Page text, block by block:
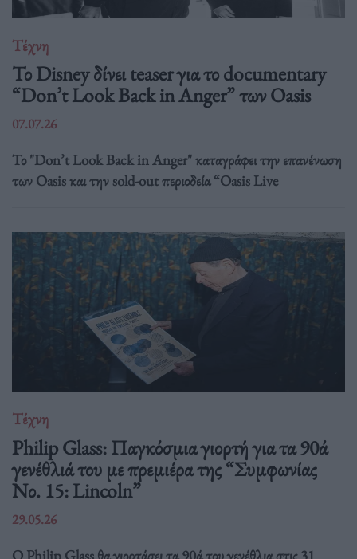
Τέχνη
Το Disney δίνει teaser για το documentary
“Don’t Look Back in Anger” των Oasis
07.07.26
Το "Don’t Look Back in Anger" καταγράφει την επανένωση
των Oasis και την sold-out περιοδεία “Oasis Live
Τέχνη
Philip Glass: Παγκόσμια γιορτή για τα 90ά
γενέθλιά του με πρεμιέρα της “Συμφωνίας
Νο. 15: Lincoln”
29.05.26